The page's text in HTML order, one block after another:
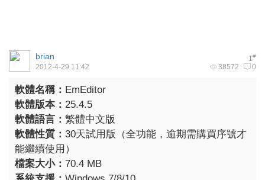
1#
brian
38572 0
2012-4-29 11:42
軟體名稱： EmEditor
軟體版本： 25.4.5
軟體語言： 繁體中文版
軟體性質： 30天試用版（全功能，逾期需購買序號才
能繼續使用）
檔案大小： 70.4 MB